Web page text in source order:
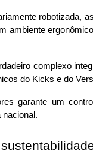
robotizada,
ambiente
complexo
do Kicks e do
garante um
nacional.